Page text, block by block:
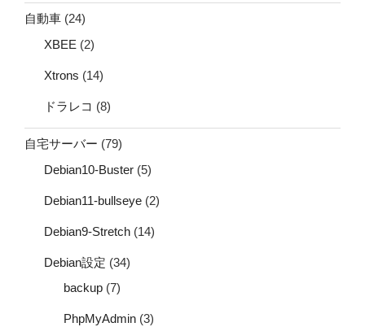
自動車 (24)
XBEE (2)
Xtrons (14)
ドラレコ (8)
自宅サーバー (79)
Debian10-Buster (5)
Debian11-bullseye (2)
Debian9-Stretch (14)
Debian設定 (34)
backup (7)
PhpMyAdmin (3)